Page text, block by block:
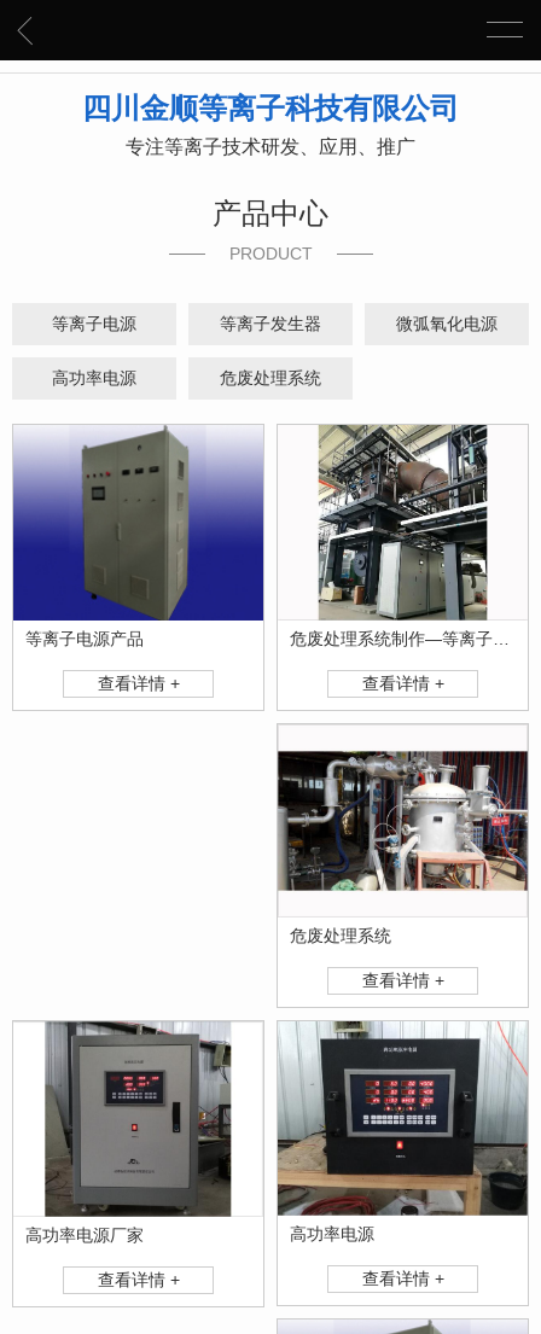
四川金顺等离子科技有限公司
专注等离子技术研发、应用、推广
产品中心
PRODUCT
等离子电源 等离子发生器 微弧氧化电源
高功率电源 危废处理系统
等离子电源产品
查看详情 + 查看详情 +
危废处理系统
查看详情 +
高功率电源厂家
查看详情 +
高功率电源
查看详情 +